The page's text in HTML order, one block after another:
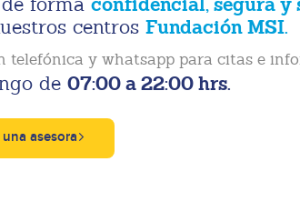
centros Fundación MSI.
telefónica y whatsapp para citas e
de 07:00 a 22:00 hrs.
asesora